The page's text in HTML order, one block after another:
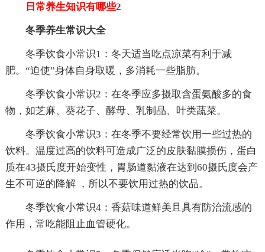
日常养生知识有哪些2
冬季养生常识大全
冬季饮食小常识1：冬天适当吃点凉菜有利于减
肥。“迫使”身体自身取暖，多消耗一些脂肪。
冬季饮食小常识2：在冬季应多摄取含蛋氨酸多的食
物，如芝麻、葵花子、酵母、乳制品、叶类蔬菜。
冬季饮食小常识3：在冬季不要经常饮用一些过热的
饮料。温度过高的饮料可造成广泛的皮肤黏膜损伤，蛋白
质在43摄氏度开始变性，胃肠道黏液在达到60摄氏度会产
生不可逆的降解 ，所以不要饮用过热的饮品。
冬季饮食小常识4：香菇味道鲜美且具有防治流感的
作用，常吃能阻止血管硬化。